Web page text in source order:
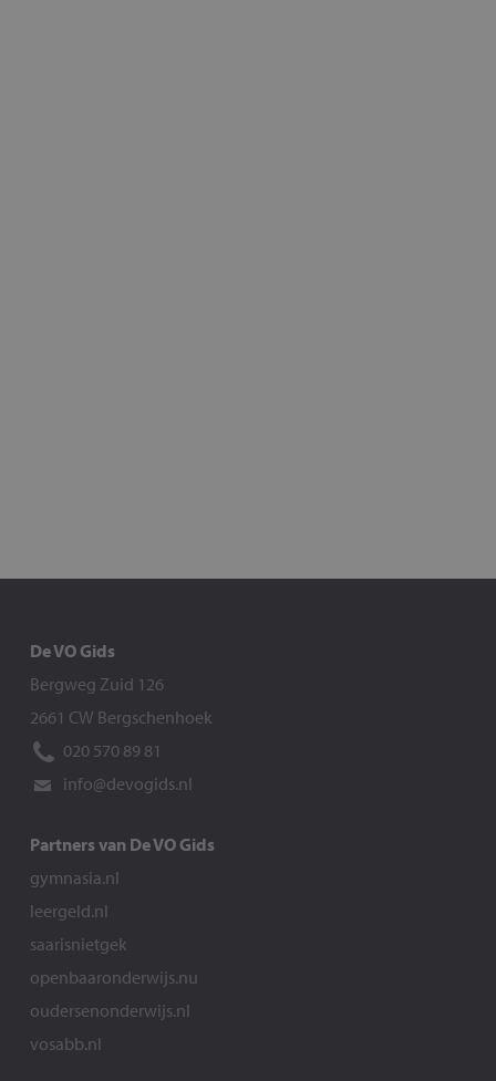
De VO Gids
Bergweg Zuid 126
2661 CW Bergschenhoek
020 570 89 81
info@devogids.nl
Partners van De VO Gids
gymnasia.nl
leergeld.nl
saarisnietgek
openbaaronderwijs.nu
oudersenonderwijs.nl
vosabb.nl